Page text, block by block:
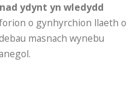
ydynt yn wledydd
o gynhyrchion llaeth o
masnach wynebu